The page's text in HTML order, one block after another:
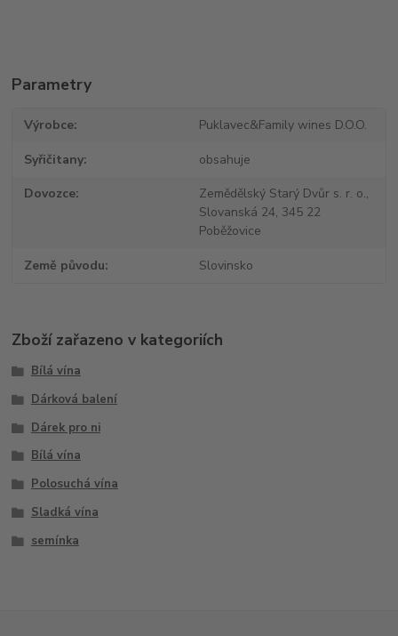
Parametry
Výrobce Puklavec&Family wines D.O.O.
Syřičitany obsahuje
Dovozce
Zemědělský Starý Dvůr s. r. o.,
Slovanská 24, 345 22
Poběžovice
Země původu Slovinsko
Zboží zařazeno v kategoriích
Bílá vína
Dárková balení
Dárek pro ni
Bílá vína
Polosuchá vína
Sladká vína
semínka